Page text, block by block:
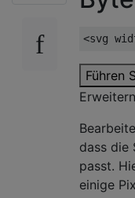
<svg
Führen
dass die
passt.
einige